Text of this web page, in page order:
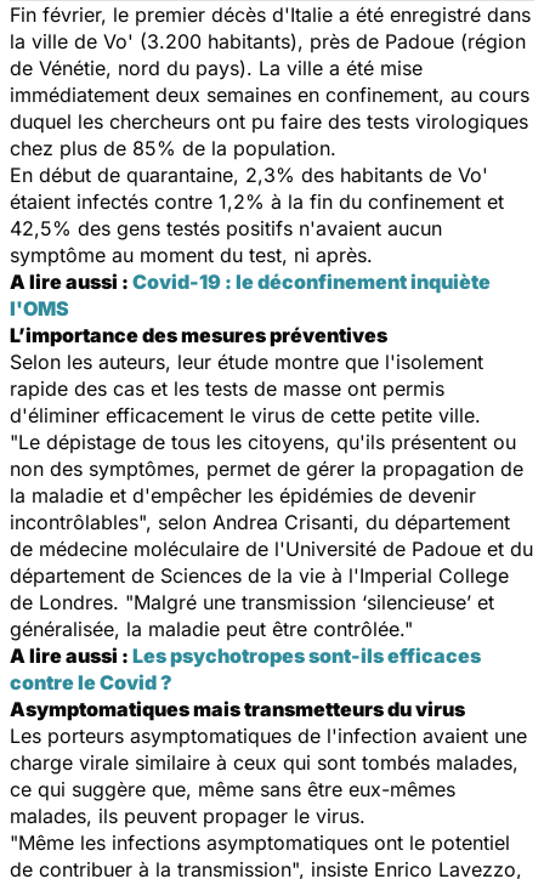
Fin février, le premier décès d'Italie a été enregistré dans
la ville de Vo' (3.200 habitants), près de Padoue (région
de Vénétie, nord du pays). La ville a été mise
immédiatement deux semaines en confinement, au cours
duquel les chercheurs ont pu faire des tests virologiques
chez plus de 85% de la population.
En début de quarantaine, 2,3% des habitants de Vo'
étaient infectés contre 1,2% à la fin du confinement et
42,5% des gens testés positifs n'avaient aucun
symptôme au moment du test, ni après.
A lire aussi : Covid-19 : le déconfinement inquiète
l'OMS
L’importance des mesures préventives
Selon les auteurs, leur étude montre que l'isolement
rapide des cas et les tests de masse ont permis
d'éliminer efficacement le virus de cette petite ville.
"Le dépistage de tous les citoyens, qu'ils présentent ou
non des symptômes, permet de gérer la propagation de
la maladie et d'empêcher les épidémies de devenir
incontrôlables", selon Andrea Crisanti, du département
de médecine moléculaire de l'Université de Padoue et du
département de Sciences de la vie à l'Imperial College
de Londres. "Malgré une transmission ‘silencieuse’ et
généralisée, la maladie peut être contrôlée."
A lire aussi : Les psychotropes sont-ils efficaces
contre le Covid ?
Asymptomatiques mais transmetteurs du virus
Les porteurs asymptomatiques de l'infection avaient une
charge virale similaire à ceux qui sont tombés malades,
ce qui suggère que, même sans être eux-mêmes
malades, ils peuvent propager le virus.
"Même les infections asymptomatiques ont le potentiel
de contribuer à la transmission", insiste Enrico Lavezzo,